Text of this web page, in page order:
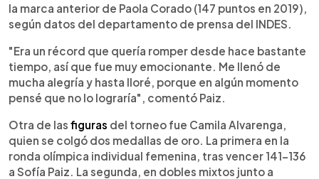
la marca anterior de Paola Corado (147 puntos en 2019),
según datos del departamento de prensa del INDES.
"Era un récord que quería romper desde hace bastante
tiempo, así que fue muy emocionante. Me llenó de
mucha alegría y hasta lloré, porque en algún momento
pensé que no lo lograría", comentó Paiz.
Otra de las figuras del torneo fue Camila Alvarenga,
quien se colgó dos medallas de oro. La primera en la
ronda olímpica individual femenina, tras vencer 141-136
a Sofía Paiz. La segunda, en dobles mixtos junto a